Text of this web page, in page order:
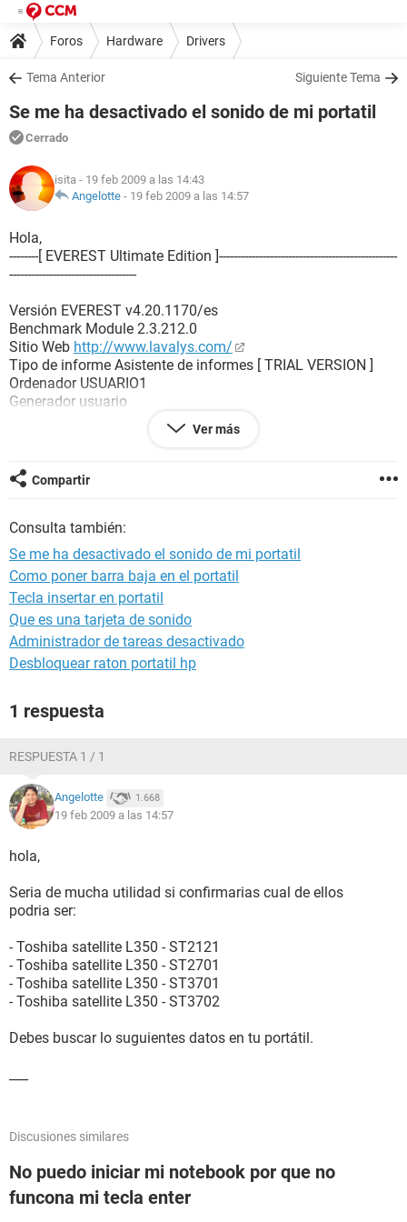
Foros Hardware Drivers
Tema Anterior Siguiente Tema
Se me ha desactivado el sonido de mi portatil
Cerrado
isita - 19 feb 2009 a las 14:43
Angelotte - 19 feb 2009 a las 14:57
Hola,
--------[ EVEREST Ultimate Edition ]-------------------------------------------------
-----------------------------------
Versión EVEREST v4.20.1170/es
Benchmark Module 2.3.212.0
Sitio Web http://www.lavalys.com/
Tipo de informe Asistente de informes [ TRIAL VERSION ]
Ordenador USUARIO1
Generador usuario
Sistema operativo Microsoft Windows Vista Home Premium
Hora 13:58
--------[ Resumen ]------------------------------------------------------------------------------
-----------------------
Ordenador:
Tipo de ordenador Equipo basado en ACPI x86 (Mobile)
Sistema operativo Microsoft Windows Vista Home Premium
Service Pack del Sistema Operativo [ TRIAL VERSION ]
Internet Explorer 7.0.6001.18000
DirectX DirectX 10.0
Nombre de usuario usuario
Placa base:
Tipo de procesador Mobile DualCore Intel Core 2 Duo, 2000
MHz (12 x 167)
Chipset de la Placa Base Intel Crestline-GM GM965
Tipo de BIOS Insyde (07/10/08)
Tarjeta gráfica Mobile Intel(R) 965 Express Chipset Family
(448 MB)
Tarjeta gráfica Mobile Intel(R) 965 Express Chipset Family
(448 MB)
Monitor Monitor PnP genérico [NoDB]
Almacenamiento:
Controlador IDE Intel(R) 82801HEM/HBM SATA AHCI
Controller
Controlador IDE Intel(R) ICH8M Ultra ATA Storage Controllers
Ver más
Compartir
Consulta también:
Se me ha desactivado el sonido de mi portatil
Como poner barra baja en el portatil
Tecla insertar en portatil
Que es una tarjeta de sonido
Administrador de tareas desactivado
Desbloquear raton portatil hp
1 respuesta
RESPUESTA 1 / 1
Angelotte 1.668
19 feb 2009 a las 14:57
hola,
Seria de mucha utilidad si confirmarias cual de ellos
podria ser:
- Toshiba satellite L350 - ST2121
- Toshiba satellite L350 - ST2701
- Toshiba satellite L350 - ST3701
- Toshiba satellite L350 - ST3702
Debes buscar lo suguientes datos en tu portátil.
Discusiones similares
No puedo iniciar mi notebook por que no
funcona mi tecla enter